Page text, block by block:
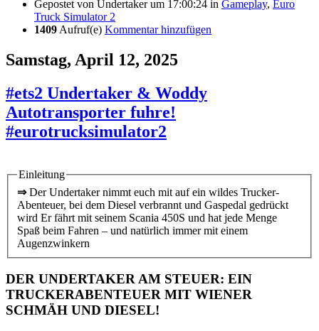
Gepostet von Undertakerum 17:00:24 in Gameplay, Euro
Truck Simulator 2
1409 Aufruf(e) Kommentar hinzufügen
Samstag, April 12, 2025
#ets2 Undertaker & Woddy
Autotransporter fuhre!
#eurotrucksimulator2
Einleitung
⇒Der Undertaker nimmt euch mit auf ein wildes Trucker-
Abenteuer, bei dem Diesel verbrannt und Gaspedal gedrückt
wird Er fährt mit seinem Scania 450S und hat jede Menge
Spaß beim Fahren – und natürlich immer mit einem
Augenzwinkern
DER UNDERTAKER AM STEUER: EIN
TRUCKERABENTEUER MIT WIENER
SCHMÄH UND DIESEL!